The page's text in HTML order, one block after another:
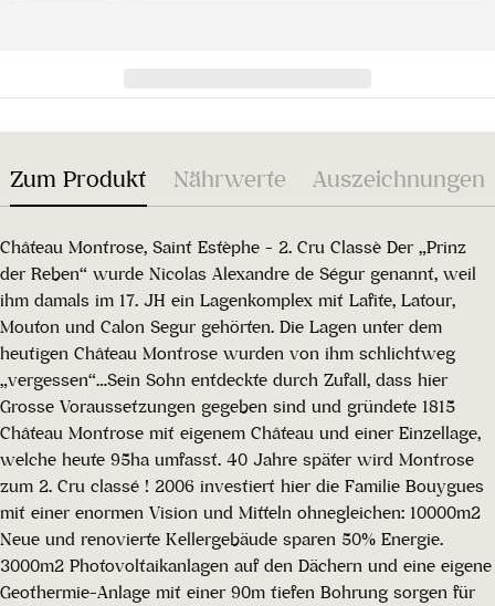
Zum Produkt Nährwerte Auszeichnungen
Château Montrose, Saint Estèphe - 2. Cru Classè Der „Prinz
der Reben“ wurde Nicolas Alexandre de Ségur genannt, weil
ihm damals im 17. JH ein Lagenkomplex mit Lafite, Latour,
Mouton und Calon Segur gehörten. Die Lagen unter dem
heutigen Château Montrose wurden von ihm schlichtweg
„vergessen“…Sein Sohn entdeckte durch Zufall, dass hier
Grosse Voraussetzungen gegeben sind und gründete 1815
Château Montrose mit eigenem Château und einer Einzellage,
welche heute 95ha umfasst. 40 Jahre später wird Montrose
zum 2. Cru classé ! 2006 investiert hier die Familie Bouygues
mit einer enormen Vision und Mitteln ohnegleichen: 10000m2
Neue und renovierte Kellergebäude sparen 50% Energie.
3000m2 Photovoltaikanlagen auf den Dächern und eine eigene
Geothermie-Anlage mit einer 90m tiefen Bohrung sorgen für